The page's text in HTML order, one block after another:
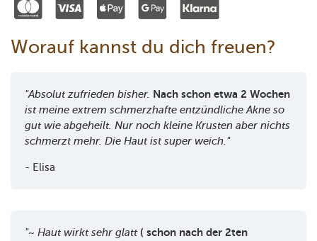
Worauf kannst du dich freuen?
"Absolut zufrieden bisher. Nach schon etwa 2 Wochen
ist meine extrem schmerzhafte entzündliche Akne so
gut wie abgeheilt. Nur noch kleine Krusten aber nichts
schmerzt mehr. Die Haut ist super weich."
- Elisa
"~ Haut wirkt sehr glatt ( schon nach der 2ten